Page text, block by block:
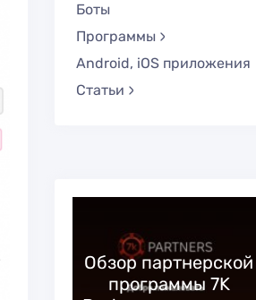
Боты
Программы
Android, iOS приложения
Статьи
Обзор партнерской
программы 7K